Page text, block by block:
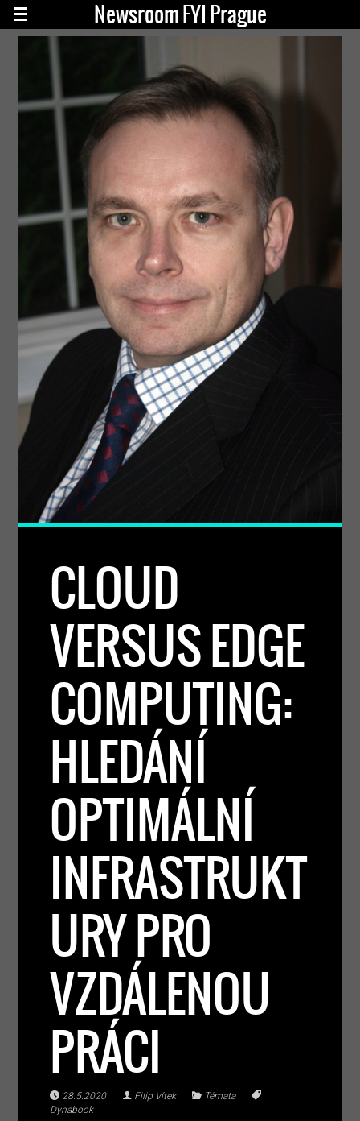
Newsroom FYI Prague
CLOUD
VERSUS EDGE
COMPUTING:
HLEDÁNÍ
OPTIMÁLNÍ
INFRASTRUKT
URY PRO
VZDÁLENOU
PRÁCI
28.5.2020 Filip Vítek
Témata
Dynabook